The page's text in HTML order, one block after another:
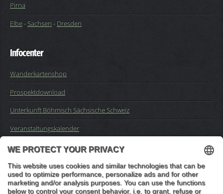
Pirna
Elbe-Sachsen - Dresden
Infocenter
Wanderkartenshop
Prospektdownload
Unterkunft Böhmisch Sächsische Schweiz
Veranstaltungskalender
Impressum